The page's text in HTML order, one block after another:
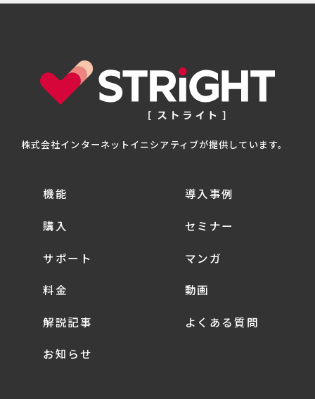
株式会社インターネットイニシアティブが提供しています。
機能
購入
サポート
料金
導入事例
セミナー
マンガ
動画
解説記事 よくある質問
お知らせ